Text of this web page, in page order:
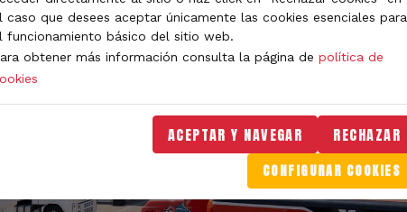
caso que desees aceptar únicamente las cookies esenciales para
funcionamiento básico del sitio web.
obtener más información consulta la página de política de
ACEPTAR Y NAVEGAR RECHAZAR
CONFIGURAR COOKIES